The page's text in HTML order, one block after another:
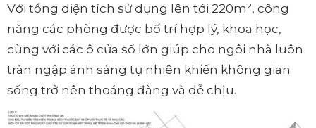
Với tổng diện tích sử dụng lên tới 220m², công
năng các phòng được bố trí hợp lý, khoa học,
cùng với các ô cửa sổ lớn giúp cho ngôi nhà luôn
tràn ngập ánh sáng tự nhiên khiến không gian
sống trở nên thoáng đãng và dễ chịu.